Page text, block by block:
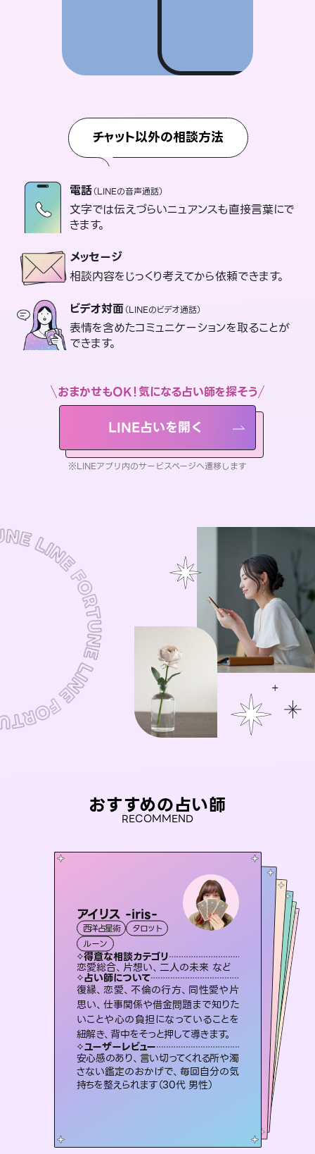
チャット以外の相談方法
電話（LINEの音声通話）
文字では伝えづらいニュアンスも直接言葉にで
きます。
メッセージ
相談内容をじっくり考えてから依頼できます。
ビデオ対面（LINEのビデオ通話）
表情を含めたコミュニケーションを取ることが
できます。
おまかせもOK！気になる占い師を探そう
LINE占いを開く
※LINEアプリ内のサービスページへ遷移します
おすすめの占い師
RECOMMEND
アイリス -iris-
西洋占星術
タロット
ルーン
得意な相談カテゴリ
恋愛総合、片想い、二人の未来 など
占い師について
復縁、恋愛、不倫の行方、同性愛や片
思い、仕事関係や借金問題まで知りた
いことや心の負担になっていることを
紐解き、背中をそっと押して導きます。
ユーザーレビュー
安心感のあり、言い切ってくれる所や濁
さない鑑定のおかげで、毎回自分の気
持ちを整えられます（30代 男性）
未来視師＊花
霊視・オーラ 心理学
スピリチュアル・リーディング
得意な相談カテゴリ
出逢い、片想い、復縁 など
占い師について
未来には何パターンもの選択肢があり
ます。不安で視えにくくなっているあな
たの素敵な未来を見つけ、その未来を
選択できるようアドバイスします。
ユーザーレビュー
職場の人の性質や人間関係、本心など
本当によく視えていてびっくり。対策が
打てて前向きになれます（40代）
おう 霊感オラクル
霊視・オーラ
オラクルカード
得意な相談カテゴリ
恋愛総合、あの人の気持ち など
占い師について
霊視×オラクルカードを使って「今」と
「未来」そして「気になるあの人の気持
ち」まで丁寧に読み解き、恋や人生のヒ
ントを優しく引き出します。
ユーザーレビュー
不安な気持ちが嘘みたいに晴れまし
た…！よく視えていらっしゃるんだなと
感じました（40代 女性）
彗望（ すいぼう
霊視・オーラ
スピリチュアル・リーディング
得意な相談カテゴリ
片想い、あの人の気持ち、復縁 など
占い師について
3,700年以上の歴史を持つ東洋最古の占術「易占」で詳細まで占い、幸せへ向かう道筋を示します。厳しい結果にも具体的な対策をお伝えします。
ユーザーレビュー
複雑な背景もしっかり聞いて鑑定して
いただけました。気持ちが楽になりまし
た（50代 女性）
セラピスト理恵
スピリチュアル・リーディング
得意な相談カテゴリ
片想い、二人の未来、年の差 など
占い師について
連絡再開、復縁、成就などの報告実績
多数。セラピストとして2万超の施術経
験があるからこそできる鑑定で、より良
い未来をサポートします。
ユーザーレビュー
とても心温まる鑑定でした。しかもこち
らは何も言っていないのに視えていらっ
しゃるんだなと驚きです（30代女性）
桃源珠羽
霊視・オーラ タロット
スピリチュアル・リーディング
得意な相談カテゴリ
片想い、あの人の気持ち、復縁 など
占い師について
恋愛のお悩みの中でも特に「曖昧な関
係」の相談を得意としており、友達以上
恋人未満なお相手との今後や本音を丁
寧に読み解き恋愛成就へと導きます。
ユーザーレビュー
鑑定していただいてアドバイス通りに行
動すると仲が復活してきました。ありが
とうございました（40代 女性）